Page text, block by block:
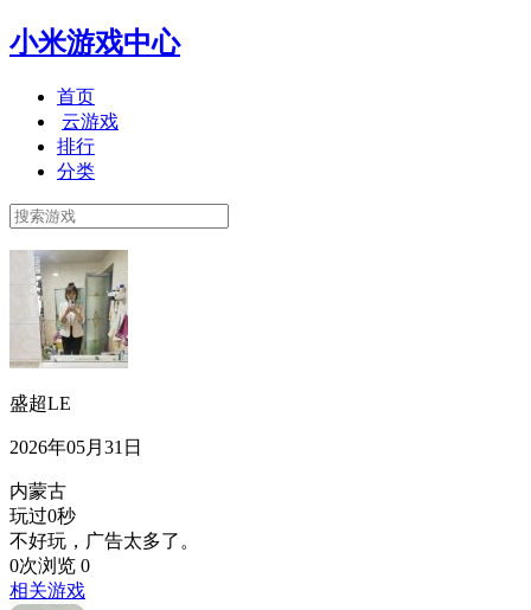
小米游戏中心
首页
云游戏
排行
分类
盛超LE
2026年05月31日
内蒙古
玩过0秒
不好玩，广告太多了。
0次浏览 0
相关游戏